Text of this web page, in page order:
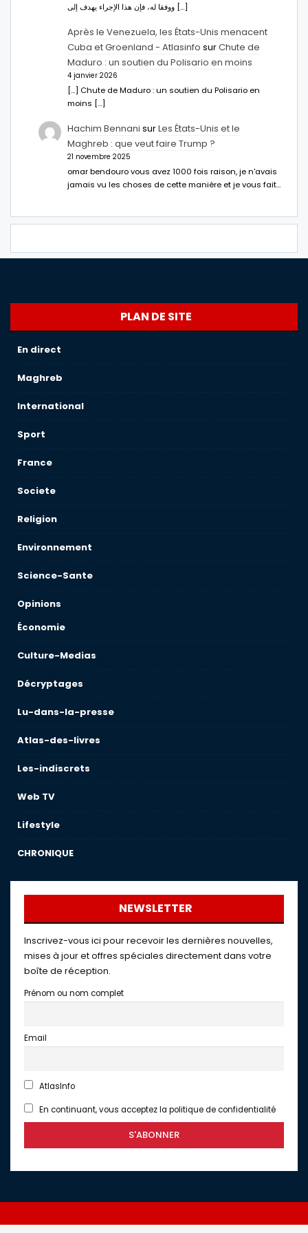
ووفقا له، فإن هذا الإجراء يهدف إلى […]
Après le Venezuela, les États-Unis menacent
Cuba et Groenland - Atlasinfo surChute de
Maduro : un soutien du Polisario en moins
4 janvier 2026
[…] Chute de Maduro : un soutien du Polisario en
moins […]
Hachim Bennani surLes États-Unis et le
Maghreb : que veut faire Trump ?
21 novembre 2025
omar bendouro vous avez 1000 fois raison, je n'avais
jamais vu les choses de cette manière et je vous fait…
PLAN DE SITE
En direct
Maghreb
International
Sport
France
Societe
Religion
Environnement
Science-Sante
Opinions
Économie
Culture-Medias
Décryptages
Lu-dans-la-presse
Atlas-des-livres
Les-indiscrets
Web TV
Lifestyle
CHRONIQUE
NEWSLETTER
Inscrivez-vous ici pour recevoir les dernières nouvelles,
mises à jour et offres spéciales directement dans votre
boîte de réception.
Prénom ou nom complet
Email
AtlasInfo
En continuant, vous acceptez la politique de confidentialité